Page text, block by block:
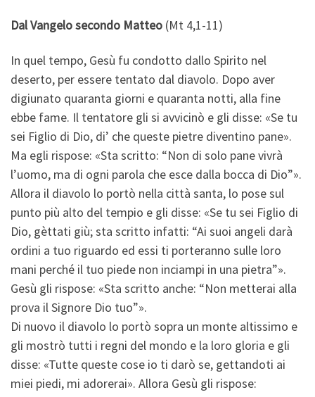
Dal Vangelo secondo Matteo (Mt 4,1-11)
In quel tempo, Gesù fu condotto dallo Spirito nel
deserto, per essere tentato dal diavolo. Dopo aver
digiunato quaranta giorni e quaranta notti, alla fine
ebbe fame. Il tentatore gli si avvicinò e gli disse: «Se tu
sei Figlio di Dio, di’ che queste pietre diventino pane».
Ma egli rispose: «Sta scritto: “Non di solo pane vivrà
l’uomo, ma di ogni parola che esce dalla bocca di Dio”».
Allora il diavolo lo portò nella città santa, lo pose sul
punto più alto del tempio e gli disse: «Se tu sei Figlio di
Dio, gèttati giù; sta scritto infatti: “Ai suoi angeli darà
ordini a tuo riguardo ed essi ti porteranno sulle loro
mani perché il tuo piede non inciampi in una pietra”».
Gesù gli rispose: «Sta scritto anche: “Non metterai alla
prova il Signore Dio tuo”».
Di nuovo il diavolo lo portò sopra un monte altissimo e
gli mostrò tutti i regni del mondo e la loro gloria e gli
disse: «Tutte queste cose io ti darò se, gettandoti ai
miei piedi, mi adorerai». Allora Gesù gli rispose: